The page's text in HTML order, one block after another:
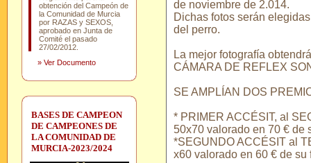
obtención del Campeón de
la Comunidad de Murcia
por RAZAS y SEXOS,
aprobado en Junta de
Comité el pasado
27/02/2012.
» Ver Documento
BASES DE CAMPEON
DE CAMPEONES DE
LA COMUNIDAD DE
MURCIA-2023/2024
de noviembre de 2.014.
Dichas fotos serán
del perro.
La mejor fotografía
CÁMARA DE REFLEX
SE AMPLÍAN DOS
* PRIMER ACCÉSIT, al
50x70 valorado en 70 € de
*SEGUNDO ACCÉSIT al
x60 valorado en 60 € de su